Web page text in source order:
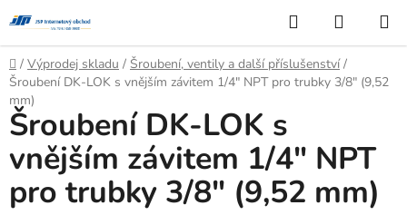
na
obsah
Hledat
KOŠÍK
Domů
/ Výprodej skladu / Šroubení, ventily a další příslušenství /
Šroubení DK-LOK s vnějším závitem 1/4" NPT pro trubky 3/8" (9,52
mm)
Šroubení DK-LOK s
vnějším závitem 1/4" NPT
pro trubky 3/8" (9,52 mm)